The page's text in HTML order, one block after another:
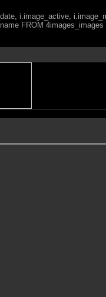
i.image_active,
FROM